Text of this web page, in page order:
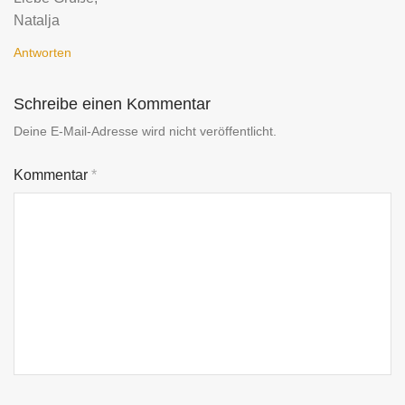
Natalja
Antworten
Schreibe einen Kommentar
Deine E-Mail-Adresse wird nicht veröffentlicht.
Kommentar *